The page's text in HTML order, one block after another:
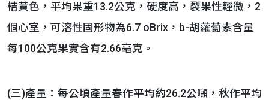
桔黃色，平均果重13.2公克，硬度高，裂果性輕微，2
個心室，可溶性固形物為6.7 oBrix，b-胡蘿蔔素含量
每100公克果實含有2.66毫克。
(三)產量：每公頃產量春作平均約26.2公噸，秋作平均